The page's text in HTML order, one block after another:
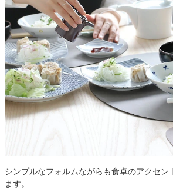
シンプルなフォルムながらも食卓のアクセン
ます。